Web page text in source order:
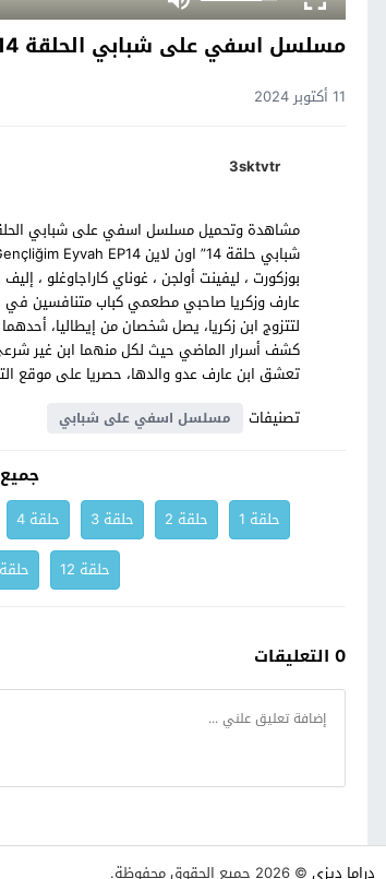
مسلسل اسفي على شبابي الحلقة 14
11 أكتوبر 2024
3sktvtr
بوزكورت ، ليفينت أولجن ، غوناي كاراجاوغلو
عارف وزكريا صاحبي مطعمي كباب متنافسين في
لتتزوج ابن زكريا، يصل شخصان من إيطاليا،
كشف أسرار الماضي حيث لكل منهما ابن غير شرعي.
تعشق ابن عارف عدو والدها، حصريا على موقع
تصنيفات
مسلسل اسفي على شبابي
حلقة 1 حلقة 2 حلقة 3 حلقة 4
حلقة 12
حلقة
0 التعليقات
دراما ديزي © 2026 جميع الحقوق محفوظة.